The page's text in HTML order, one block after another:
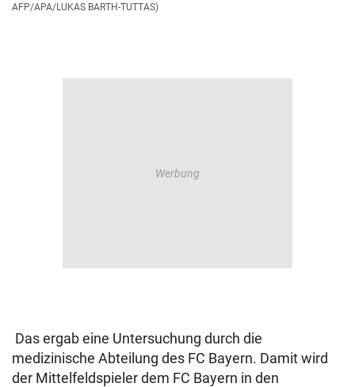
AFP/APA/LUKAS BARTH-TUTTAS)
Das ergab eine Untersuchung durch die
medizinische Abteilung des FC Bayern. Damit wird
der Mittelfeldspieler dem FC Bayern in den